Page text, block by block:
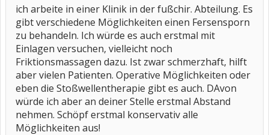
ich arbeite in einer Klinik in der fußchir. Abteilung. Es
gibt verschiedene Möglichkeiten einen Fersensporn
zu behandeln. Ich würde es auch erstmal mit
Einlagen versuchen, vielleicht noch
Friktionsmassagen dazu. Ist zwar schmerzhaft, hilft
aber vielen Patienten. Operative Möglichkeiten oder
eben die Stoßwellentherapie gibt es auch. DAvon
würde ich aber an deiner Stelle erstmal Abstand
nehmen. Schöpf erstmal konservativ alle
Möglichkeiten aus!